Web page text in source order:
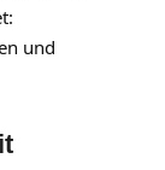
und